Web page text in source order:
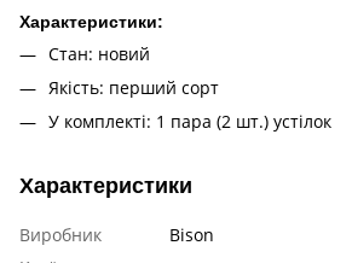
Характеристики:
Стан: новий
Якість: перший сорт
У комплекті: 1 пара (2 шт.) устілок
Характеристики
Виробник
Bison